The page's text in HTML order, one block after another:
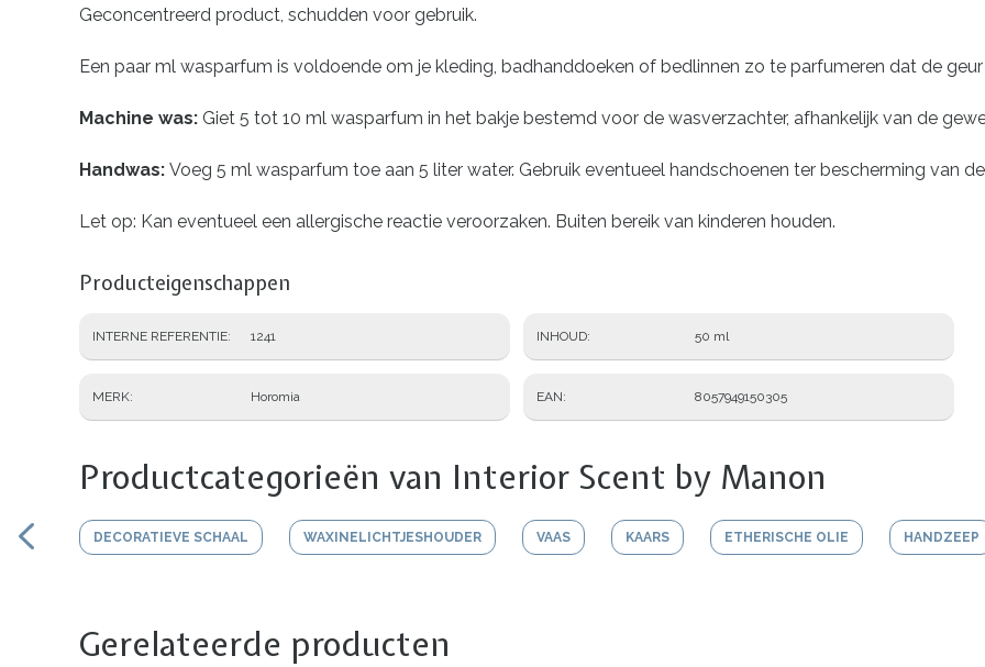
Geconcentreerd product, schudden voor gebruik.
Een paar ml wasparfum is voldoende om je kleding, badhanddoeken of bedlinnen zo te parfumeren dat de
Machine was: Giet 5 tot 10 ml wasparfum in het bakje bestemd voor de wasverzachter, afhankelijk van de
Handwas: Voeg 5 ml wasparfum toe aan 5 liter water. Gebruik eventueel handschoenen ter bescherming van
Let op: Kan eventueel een allergische reactie veroorzaken. Buiten bereik van kinderen houden.
Producteigenschappen
INTERNE REFERENTIE 1241
MERK Horomia
INHOUD 50 ml
EAN 8057949150305
Productcategorieën van Interior Scent by Manon
DECORATIEVE SCHAAL WAXINELICHTJESHOUDER VAAS KAARS ETHERISCHE OLIE HANDZEEP
Gerelateerde producten